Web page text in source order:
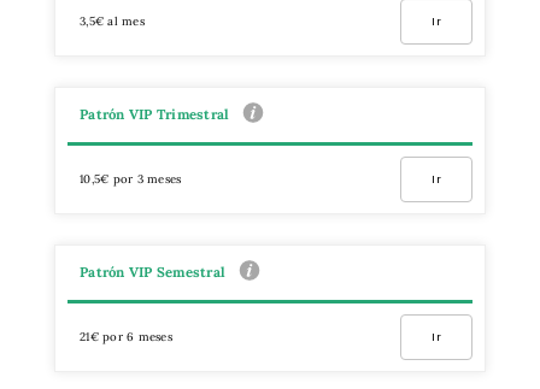
3,5€ al mes Ir
Patrón VIP Trimestral
10,5€ por 3 meses Ir
Patrón VIP Semestral
21€ por 6 meses Ir